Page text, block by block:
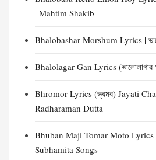
| Mahtim Shakib
Bhalobashar Morshum Lyrics |
Bhalolagar Gan Lyrics (ভালোলাগার
Bhromor Lyrics (ভ্রমর) Jayati
Radharaman Dutta
Bhuban Maji Tomar Moto Lyrics
Subhamita Songs